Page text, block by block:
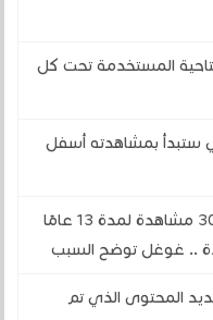
المستخدمة تحت كل
ستبدأ بمشاهدته أسفل
مقطع فيديو هذا يتوقف عند 301 مشاهدة لمدة 13 عامًا
المحتوى الذي تم